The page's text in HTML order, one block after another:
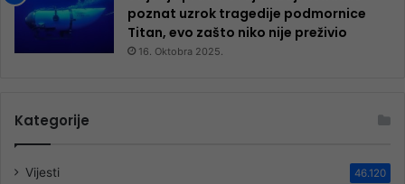
poznat uzrok tragedije podmornice
Titan, evo zašto niko nije preživio
16. Oktobra 2025.
Kategorije
Vijesti 46.120